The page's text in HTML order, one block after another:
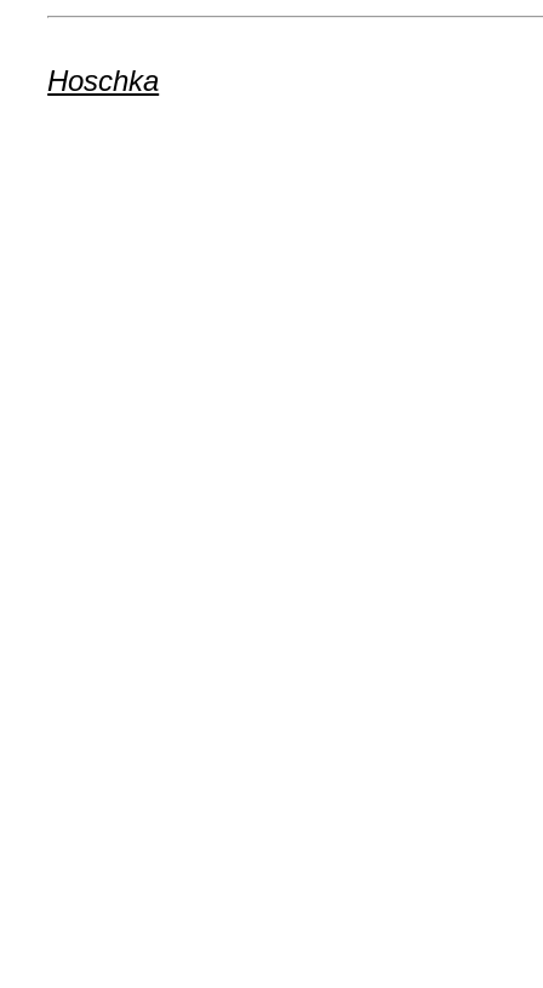
Hoschka